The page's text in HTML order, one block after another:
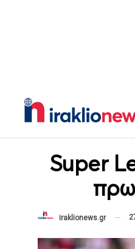
Super
iraklionews.gr